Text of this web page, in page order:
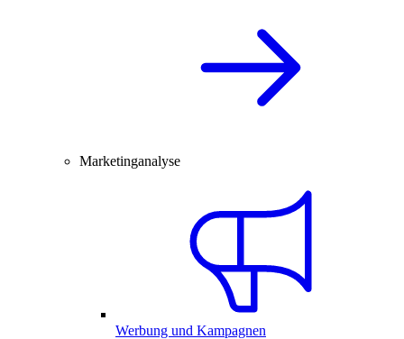
Marketinganalyse
Werbung und Kampagnen